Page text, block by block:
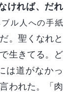
ければ、だれ
ブル人への手紙
。聖くなれと
生きてる。ど
は道がなかっ
われた。「肉